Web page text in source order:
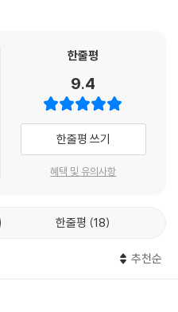
한줄평
9.4
한줄평 쓰기
혜택 및 유의사항
한줄평 18
추천순